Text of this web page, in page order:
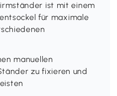
ist mit einem
für maximale
manuellen
zu fixieren und